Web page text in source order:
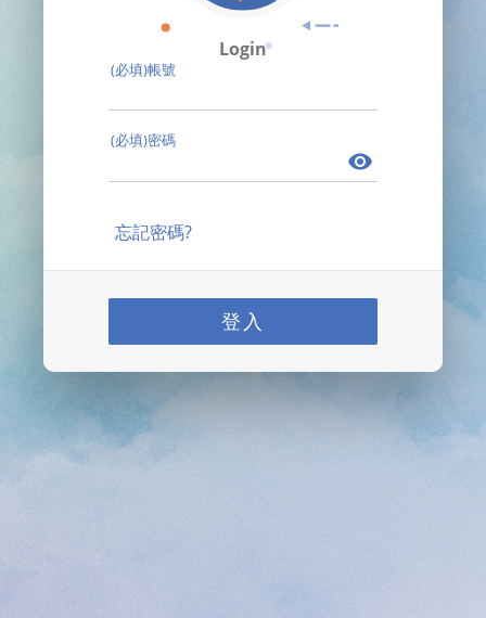
Login
(必填)帳號
(必填)密碼
忘記密碼?
登入